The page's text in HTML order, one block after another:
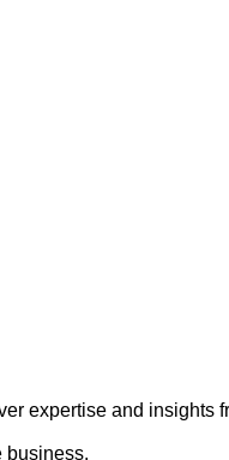
expertise and insights
business.